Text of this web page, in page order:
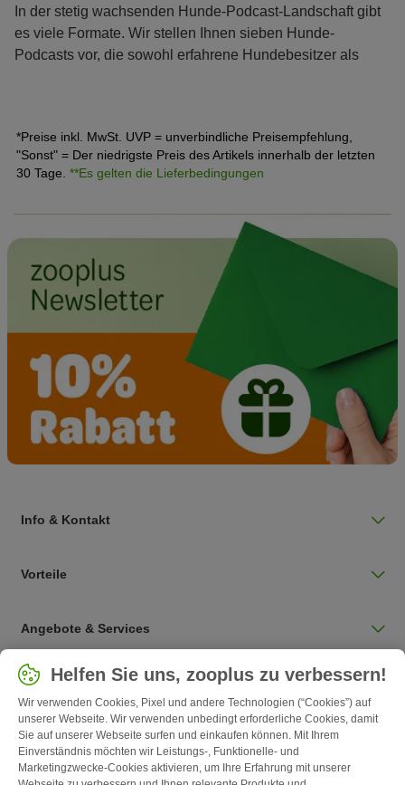
In der stetig wachsenden Hunde-Podcast-Landschaft gibt
es viele Formate. Wir stellen Ihnen sieben Hunde-
Podcasts vor, die sowohl erfahrene Hundebesitzer als
*Preise inkl. MwSt. UVP = unverbindliche Preisempfehlung,
"Sonst" = Der niedrigste Preis des Artikels innerhalb der letzten
30 Tage. **Es gelten die Lieferbedingungen
Info & Kontakt
Vorteile
Angebote & Services
Land auswählen
Deutschland / DE
Follow zooplus
Helfen Sie uns, zooplus zu verbessern!
Wir verwenden Cookies, Pixel und andere Technologien (“Cookies”) auf
unserer Webseite. Wir verwenden unbedingt erforderliche Cookies, damit
Sie auf unserer Webseite surfen und einkaufen können. Mit Ihrem
Einverständnis möchten wir Leistungs-, Funktionelle- und
Marketingzwecke-Cookies aktivieren, um Ihre Erfahrung mit unserer